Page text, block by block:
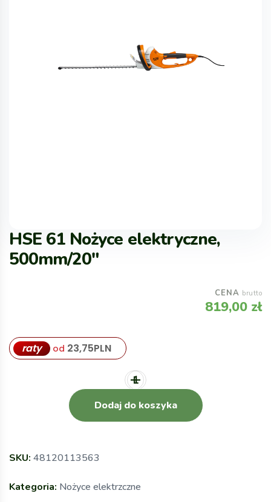
HSE 61 Nożyce elektryczne,
500mm/20″
CENA brutto
819,00 zł
raty od 23,75PLN
Dodaj do koszyka
SKU: 48120113563
Kategoria: Nożyce elektrzczne